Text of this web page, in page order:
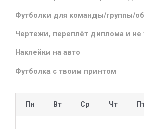
Футболки для команды/группы/
Чертежи, переплёт диплома и не
Наклейки на авто
Футболка с твоим принтом
Пн Вт Ср Чт